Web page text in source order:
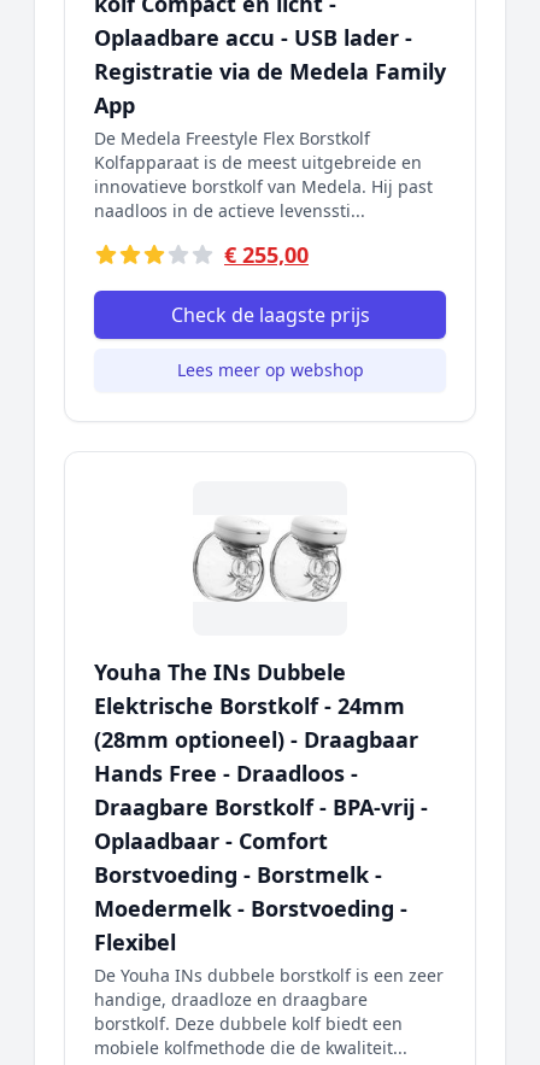
Oplaadbare accu - USB lader -
Registratie via de Medela Family
App
De Medela Freestyle Flex Borstkolf
Kolfapparaat is de meest uitgebreide en
innovatieve borstkolf van Medela. Hij past
naadloos in de actieve levenssti...
€ 255,00
Check de laagste prijs
Lees meer op webshop
Youha The INs Dubbele
Elektrische Borstkolf - 24mm
(28mm optioneel) - Draagbaar
Hands Free - Draadloos -
Draagbare Borstkolf - BPA-vrij -
Oplaadbaar - Comfort
Borstvoeding - Borstmelk -
Moedermelk - Borstvoeding -
Flexibel
De Youha INs dubbele borstkolf is een zeer
handige, draadloze en draagbare
borstkolf. Deze dubbele kolf biedt een
mobiele kolfmethode die de kwaliteit...